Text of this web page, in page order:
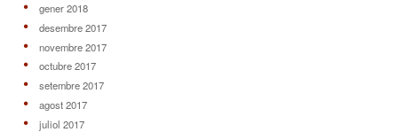
gener 2018
desembre 2017
novembre 2017
octubre 2017
setembre 2017
agost 2017
juliol 2017